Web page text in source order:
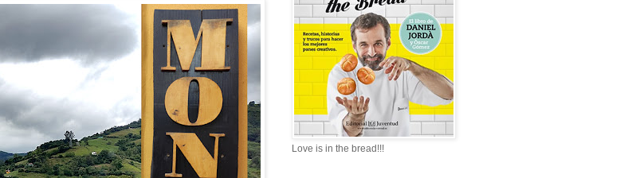
Love is in the bread!!!